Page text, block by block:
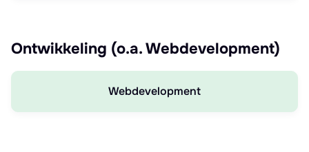
Ontwikkeling (o.a. Webdevelopment)
Webdevelopment